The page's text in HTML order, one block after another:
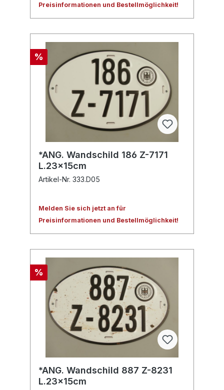
Preisinformationen und Bestellmöglichkeit!
%
*ANG. Wandschild 186 Z-7171
L.23x15cm
Artikel-Nr. 333.D05
Melden Sie sich jetzt an für
Preisinformationen und Bestellmöglichkeit!
%
*ANG. Wandschild 887 Z-8231
L.23x15cm